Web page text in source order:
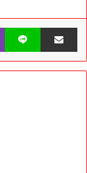
Viber Line Share